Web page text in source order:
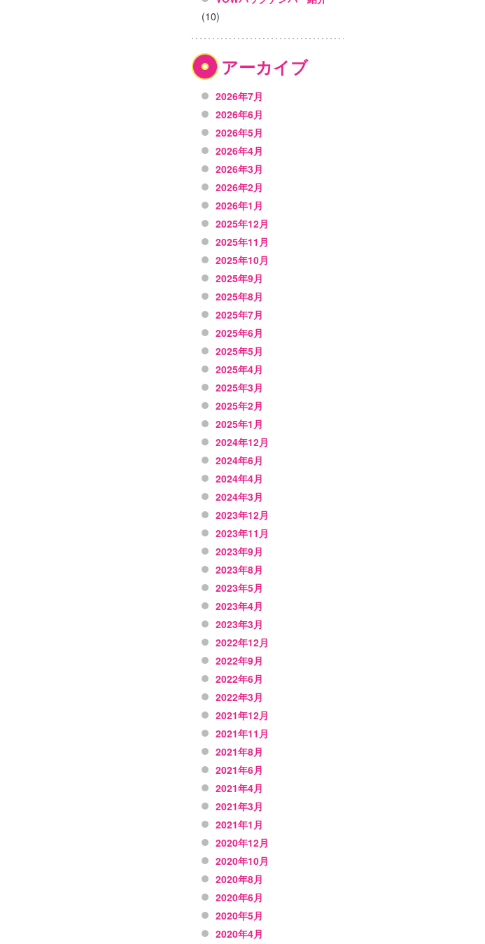
(10)
アーカイブ
2026年7月
2026年6月
2026年5月
2026年4月
2026年3月
2026年2月
2026年1月
2025年12月
2025年11月
2025年10月
2025年9月
2025年8月
2025年7月
2025年6月
2025年5月
2025年4月
2025年3月
2025年2月
2025年1月
2024年12月
2024年6月
2024年4月
2024年3月
2023年12月
2023年11月
2023年9月
2023年8月
2023年5月
2023年4月
2023年3月
2022年12月
2022年9月
2022年6月
2022年3月
2021年12月
2021年11月
2021年8月
2021年6月
2021年4月
2021年3月
2021年1月
2020年12月
2020年10月
2020年8月
2020年6月
2020年5月
2020年4月